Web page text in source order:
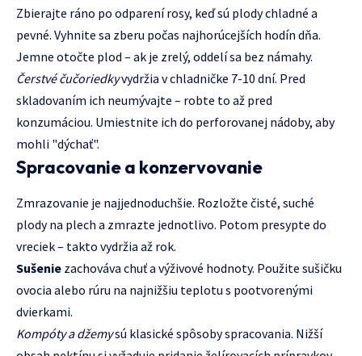
Zbierajte ráno po odparení rosy, keď sú plody chladné a
pevné. Vyhnite sa zberu počas najhorúcejších hodín dňa.
Jemne otočte plod – ak je zrelý, oddelí sa bez námahy.
Čerstvé čučoriedkyvydržia v chladničke 7-10 dní. Pred
skladovaním ich neumývajte – robte to až pred
konzumáciou. Umiestnite ich do perforovanej nádoby, aby
mohli "dýchať".
Spracovanie a konzervovanie
Zmrazovanie je najjednoduchšie. Rozložte čisté, suché
plody na plech a zmrazte jednotlivo. Potom presypte do
vreciek – takto vydržia až rok.
Sušenie zachováva chuť a výživové hodnoty. Použite sušičku
ovocia alebo rúru na najnižšiu teplotu s pootvorenými
dvierkami.
Kompóty a džemysú klasické spôsoby spracovania. Nižší